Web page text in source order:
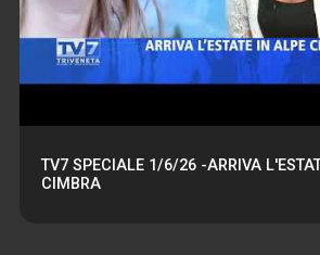
TV7 SPECIALE 1/6/26 -ARRIVA
CIMBRA